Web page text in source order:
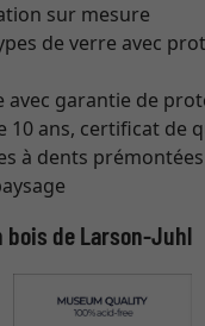
sur mesure
de verre avec
avec garantie de
10 ans, certificat de
à dents
bois de Larson-Juhl